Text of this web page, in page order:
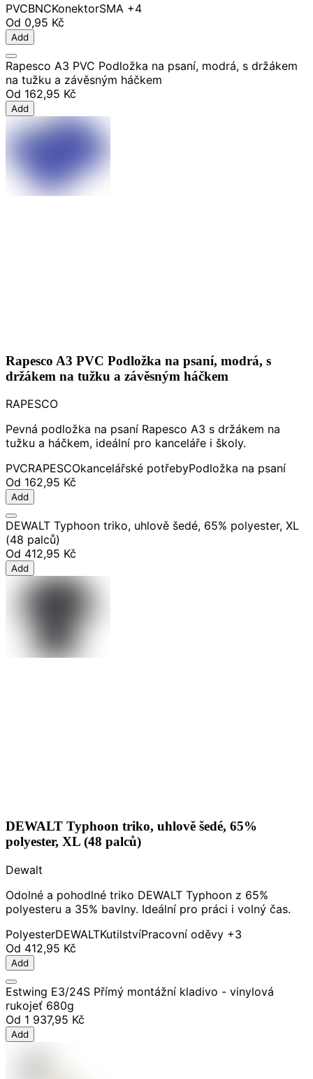
PVCBNCKonektorSMA +4
Od 0,95 Kč
Add
Rapesco A3 PVC Podložka na psaní, modrá, s držákem
na tužku a závěsným háčkem
Od 162,95 Kč
Add
Rapesco A3 PVC Podložka na psaní, modrá, s
držákem na tužku a závěsným háčkem
RAPESCO
Pevná podložka na psaní Rapesco A3 s držákem na
tužku a háčkem, ideální pro kanceláře i školy.
PVCRAPESCOkancelářské potřebyPodložka na psaní
Od 162,95 Kč
Add
DEWALT Typhoon triko, uhlově šedé, 65% polyester, XL
(48 palců)
Od 412,95 Kč
Add
DEWALT Typhoon triko, uhlově šedé, 65%
polyester, XL (48 palců)
Dewalt
Odolné a pohodlné triko DEWALT Typhoon z 65%
polyesteru a 35% bavlny. Ideální pro práci i volný čas.
PolyesterDEWALTKutilstvíPracovní oděvy +3
Od 412,95 Kč
Add
Estwing E3/24S Přímý montážní kladivo - vinylová
rukojeť 680g
Od 1 937,95 Kč
Add